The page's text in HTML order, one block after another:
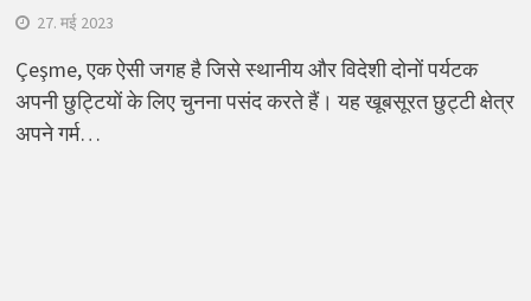
27. मई 2023
Çeşme, एक ऐसी जगह है जिसे स्थानीय और विदेशी दोनों पर्यटक
अपनी छुट्टियों के लिए चुनना पसंद करते हैं। यह खूबसूरत छुट्टी क्षेत्र
अपने गर्म…